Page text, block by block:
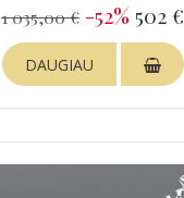
1 035,00 € -52% 502 €
DAUGIAU